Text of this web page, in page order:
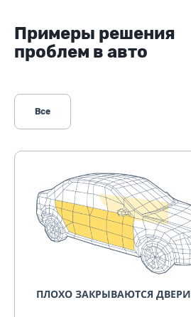
Примеры решения
проблем в авто
Все
ПЛОХО ЗАКРЫВАЮТСЯ ДВЕРИ